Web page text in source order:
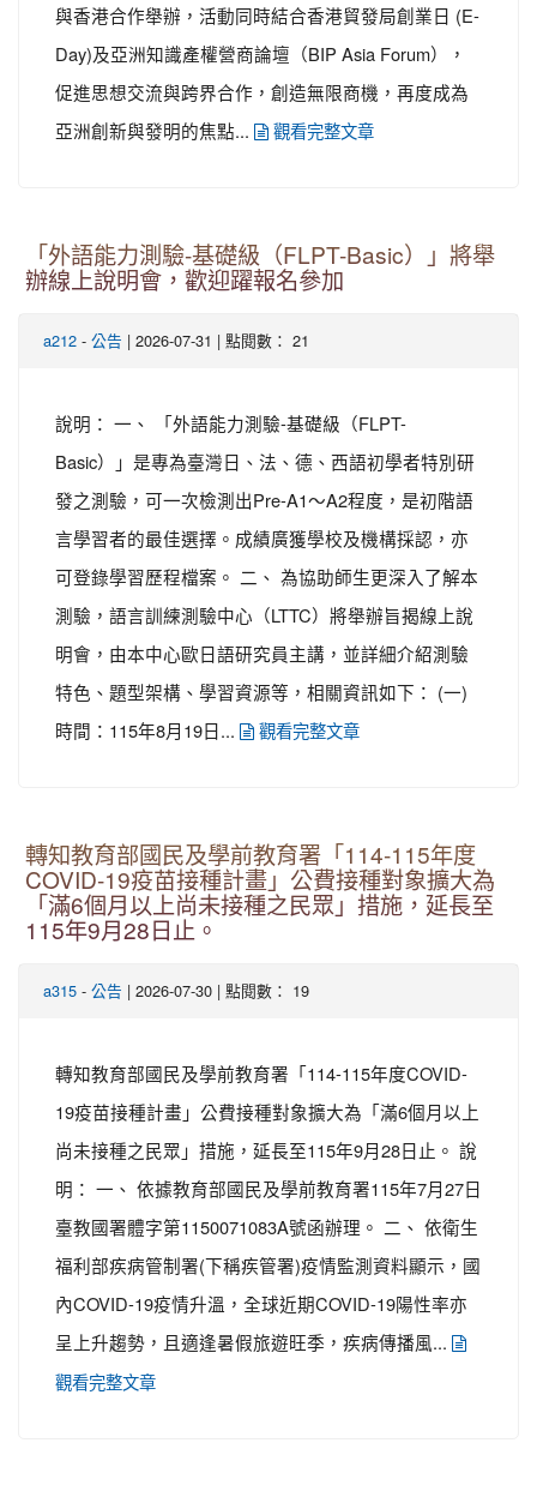
與香港合作舉辦，活動同時結合香港貿發局創業日 (E-
Day)及亞洲知識產權營商論壇（BIP Asia Forum），
促進思想交流與跨界合作，創造無限商機，再度成為
亞洲創新與發明的焦點...
觀看完整文章
「外語能力測驗-基礎級（FLPT-Basic）」將舉
辦線上說明會，歡迎躍報名參加
a212 - 公告 | 2026-07-31 | 點閱數： 21
說明： 一、 「外語能力測驗-基礎級（FLPT-
Basic）」是專為臺灣日、法、德、西語初學者特別研
發之測驗，可一次檢測出Pre-A1～A2程度，是初階語
言學習者的最佳選擇。成績廣獲學校及機構採認，亦
可登錄學習歷程檔案。 二、 為協助師生更深入了解本
測驗，語言訓練測驗中心（LTTC）將舉辦旨揭線上說
明會，由本中心歐日語研究員主講，並詳細介紹測驗
特色、題型架構、學習資源等，相關資訊如下： (一)
時間：115年8月19日...
觀看完整文章
轉知教育部國民及學前教育署「114-115年度
COVID-19疫苗接種計畫」公費接種對象擴大為
「滿6個月以上尚未接種之民眾」措施，延長至
115年9月28日止。
a315 - 公告 | 2026-07-30 | 點閱數： 19
轉知教育部國民及學前教育署「114-115年度COVID-
19疫苗接種計畫」公費接種對象擴大為「滿6個月以上
尚未接種之民眾」措施，延長至115年9月28日止。 說
明： 一、 依據教育部國民及學前教育署115年7月27日
臺教國署體字第1150071083A號函辦理。 二、 依衛生
福利部疾病管制署(下稱疾管署)疫情監測資料顯示，國
內COVID-19疫情升溫，全球近期COVID-19陽性率亦
呈上升趨勢，且適逢暑假旅遊旺季，疾病傳播風...
觀看完整文章